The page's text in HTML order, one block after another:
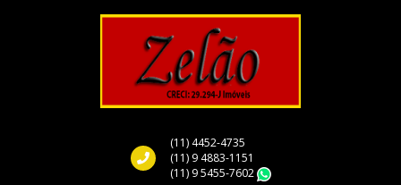
(11) 4452-4735
(11) 9 4883-1151
(11) 9 5455-7602